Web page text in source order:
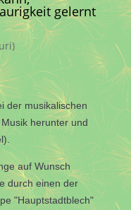
gelernt
der musikalischen
herunter und
auf Wunsch
durch einen der
"Hauptstadtblech"